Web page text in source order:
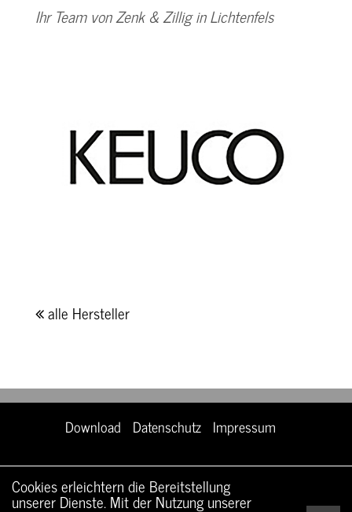
Ihr Team von Zenk & Zillig in Lichtenfels
alle Hersteller
Download Datenschutz Impressum
Cookies erleichtern die Bereitstellung
unserer Dienste. Mit der Nutzung unserer